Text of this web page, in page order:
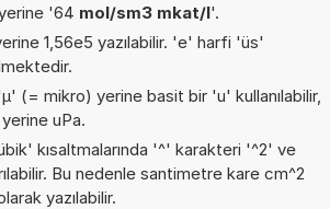
'64 mol/sm3 mkat/l'.
1,56e5 yazılabilir. 'e' harfi 'üs'
(= mikro) yerine basit bir 'u' kullanılabilir,
uPa.
kısaltmalarında '^' karakteri '^2' ve
Bu nedenle santimetre kare cm^2
yazılabilir.